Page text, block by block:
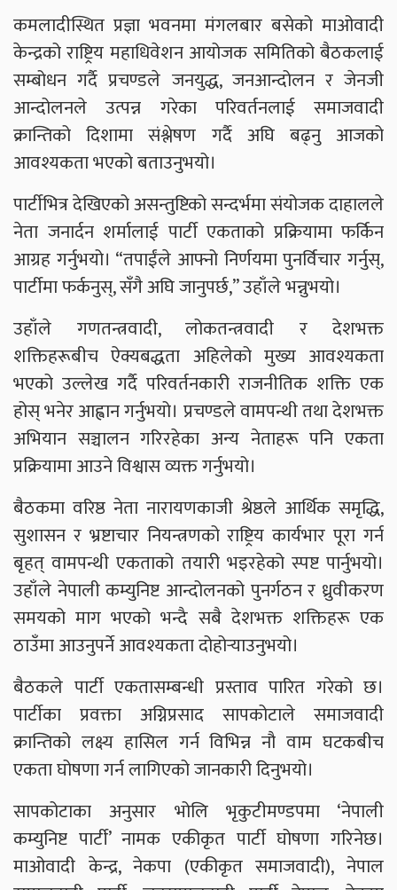
कमलादीस्थित प्रज्ञा भवनमा मंगलबार बसेको माओवादी
केन्द्रको राष्ट्रिय महाधिवेशन आयोजक समितिको बैठकलाई
सम्बोधन गर्दै प्रचण्डले जनयुद्ध, जनआन्दोलन र जेनजी
आन्दोलनले उत्पन्न गरेका परिवर्तनलाई समाजवादी
क्रान्तिको दिशामा संश्लेषण गर्दै अघि बढ्नु आजको
आवश्यकता भएको बताउनुभयो।
पार्टीभित्र देखिएको असन्तुष्टिको सन्दर्भमा संयोजक दाहालले
नेता जनार्दन शर्मालाई पार्टी एकताको प्रक्रियामा फर्किन
आग्रह गर्नुभयो। “तपाईंले आफ्नो निर्णयमा पुनर्विचार गर्नुस्,
पार्टीमा फर्कनुस्, सँगै अघि जानुपर्छ,” उहाँले भन्नुभयो।
उहाँले गणतन्त्रवादी, लोकतन्त्रवादी र देशभक्त
शक्तिहरूबीच ऐक्यबद्धता अहिलेको मुख्य आवश्यकता
भएको उल्लेख गर्दै परिवर्तनकारी राजनीतिक शक्ति एक
होस् भनेर आह्वान गर्नुभयो। प्रचण्डले वामपन्थी तथा देशभक्त
अभियान सञ्चालन गरिरहेका अन्य नेताहरू पनि एकता
प्रक्रियामा आउने विश्वास व्यक्त गर्नुभयो।
बैठकमा वरिष्ठ नेता नारायणकाजी श्रेष्ठले आर्थिक समृद्धि,
सुशासन र भ्रष्टाचार नियन्त्रणको राष्ट्रिय कार्यभार पूरा गर्न
बृहत् वामपन्थी एकताको तयारी भइरहेको स्पष्ट पार्नुभयो।
उहाँले नेपाली कम्युनिष्ट आन्दोलनको पुनर्गठन र ध्रुवीकरण
समयको माग भएको भन्दै सबै देशभक्त शक्तिहरू एक
ठाउँमा आउनुपर्ने आवश्यकता दोहोर्‍याउनुभयो।
बैठकले पार्टी एकतासम्बन्धी प्रस्ताव पारित गरेको छ।
पार्टीका प्रवक्ता अग्निप्रसाद सापकोटाले समाजवादी
क्रान्तिको लक्ष्य हासिल गर्न विभिन्न नौ वाम घटकबीच
एकता घोषणा गर्न लागिएको जानकारी दिनुभयो।
सापकोटाका अनुसार भोलि भृकुटीमण्डपमा ‘नेपाली
कम्युनिष्ट पार्टी’ नामक एकीकृत पार्टी घोषणा गरिनेछ।
माओवादी केन्द्र, नेकपा (एकीकृत समाजवादी), नेपाल